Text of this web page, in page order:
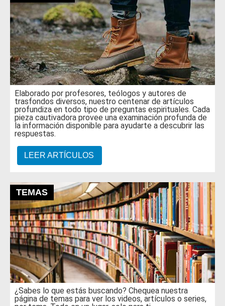
Elaborado por profesores, teólogos y autores de
trasfondos diversos, nuestro centenar de artículos
profundiza en todo tipo de preguntas espirituales. Cada
pieza cautivadora provee una examinación profunda de
la información disponible para ayudarte a descubrir las
respuestas.
LEER ARTÍCULOS
TEMAS
¿Sabes lo que estás buscando? Chequea nuestra
página de temas para ver los videos, artículos o series,